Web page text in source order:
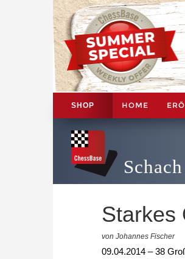
SHOP HOME
Starkes
von Johannes Fischer
09.04.2014 – 38